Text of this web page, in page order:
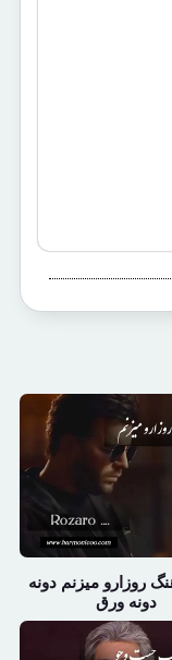
روزارو میزنم دونه
دونه ورق